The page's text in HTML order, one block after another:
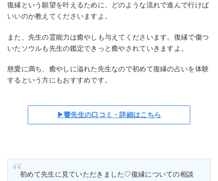
初回最大10000円分無料
エキサイト電話占いはこちら
新規登録で特典プレゼント！
復縁という願望を叶えるために、どのような流れで進んで行けば
いいのか教えてくださいますよ。
また、先生の霊能力は癒やしも与えてくださいます。復縁で傷つ
いたソウルも先生の鑑定できっと癒やされていきますよ。
慈愛に満ち、癒やしに溢れた先生なので初めて復縁の占いを体験
するという方にもおすすめです。
▶響先生の口コミ・詳細はこちら
初めて先生に見ていただきました♡復縁についての相談